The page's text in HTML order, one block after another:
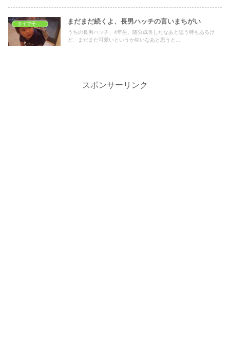
まだまだ続くよ、長男ハッチの言いまちがい
うちの長男ハッチ、4年生。随分成長したなあと思う時もあるけ
ど、まだまだ可愛いというか幼いなあと思うと...
スポンサーリンク